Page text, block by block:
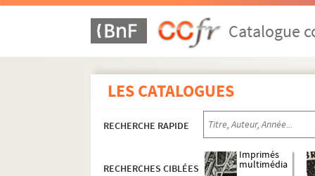
Catalogue
LES CATALOGUES
RECHERCHE RAPIDE
RECHERCHES CIBLÉES
Imprimés
multimédia